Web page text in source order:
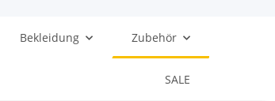
Bekleidung Zubehör
SALE